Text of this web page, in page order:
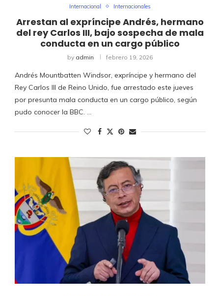
Internacional Internacionales
Arrestan al expríncipe Andrés, hermano
del rey Carlos III, bajo sospecha de mala
conducta en un cargo público
by admin febrero 19, 2026
Andrés Mountbatten Windsor, expríncipe y hermano del
Rey Carlos III de Reino Unido, fue arrestado este jueves
por presunta mala conducta en un cargo público, según
pudo conocer la BBC. …